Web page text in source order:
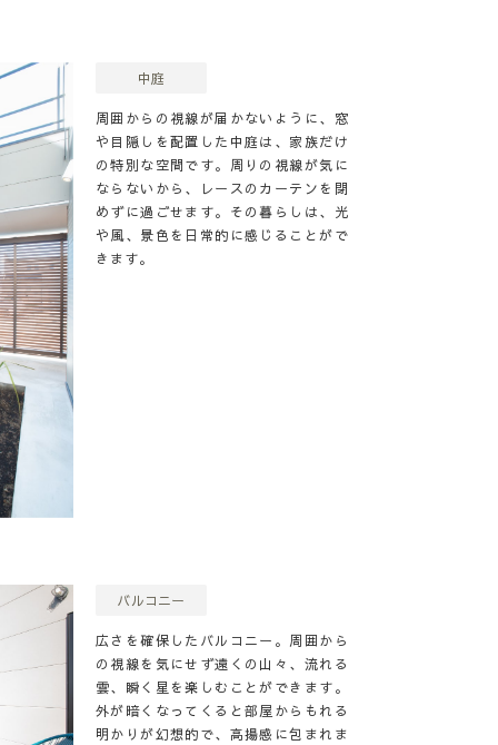
中庭
周囲からの視線が届かないように、窓
や目隠しを配置した中庭は、家族だけ
の特別な空間です。周りの視線が気に
ならないから、レースのカーテンを閉
めずに過ごせます。その暮らしは、光
や風、景色を日常的に感じることがで
きます。
バルコニー
広さを確保したバルコニー。周囲から
の視線を気にせず遠くの山々、流れる
雲、瞬く星を楽しむことができます。
外が暗くなってくると部屋からもれる
明かりが幻想的で、高揚感に包まれま